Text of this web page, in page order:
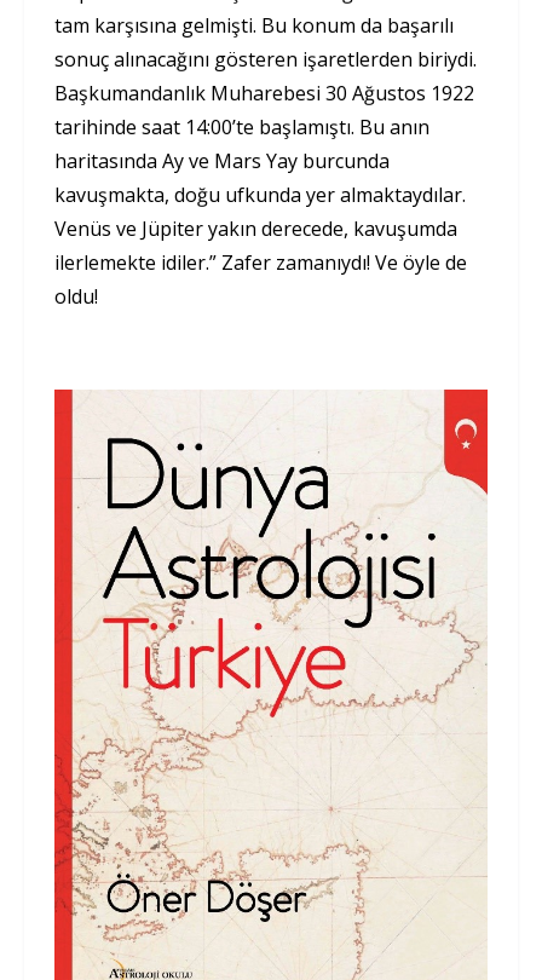
tam karşısına gelmişti. Bu konum da başarılı
sonuç alınacağını gösteren işaretlerden biriydi.
Başkumandanlık Muharebesi 30 Ağustos 1922
tarihinde saat 14:00’te başlamıştı. Bu anın
haritasında Ay ve Mars Yay burcunda
kavuşmakta, doğu ufkunda yer almaktaydılar.
Venüs ve Jüpiter yakın derecede, kavuşumda
ilerlemekte idiler.” Zafer zamanıydı! Ve öyle de
oldu!